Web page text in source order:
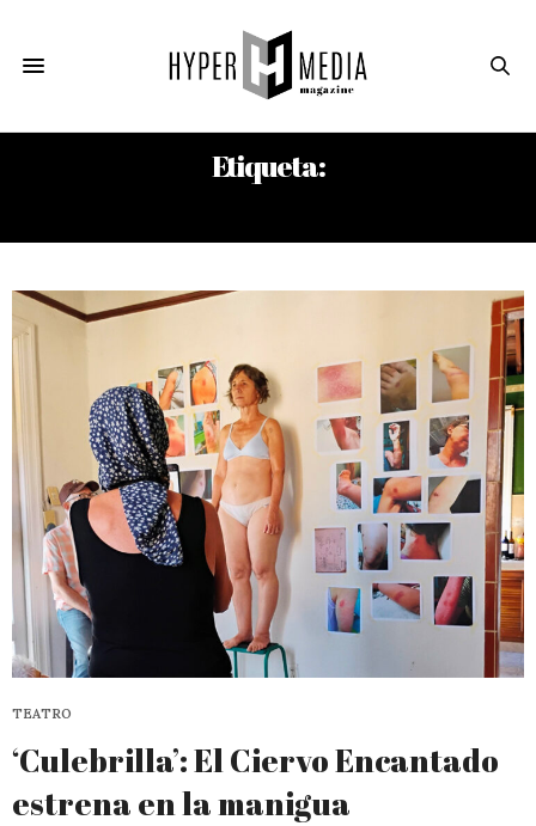
Etiqueta:
TEATRO
‘Culebrilla’: El Ciervo Encantado
estrena en la manigua